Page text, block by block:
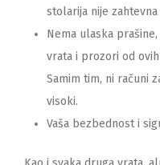
stolarija nije zahtevna
Nema ulaska
vrata i prozori od
Samim tim, ni računi
visoki.
Vaša bezbednost i